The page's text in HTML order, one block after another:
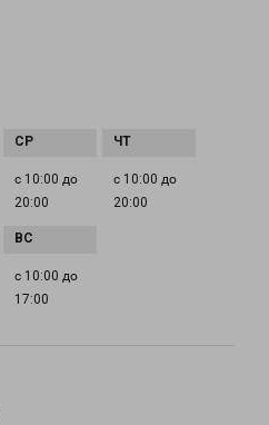
с 10:00 до
20:00
с 10:00 до
20:00
с 10:00 до
17:00